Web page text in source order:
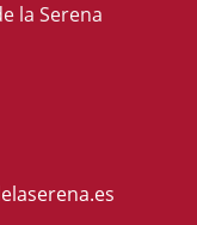
la Serena